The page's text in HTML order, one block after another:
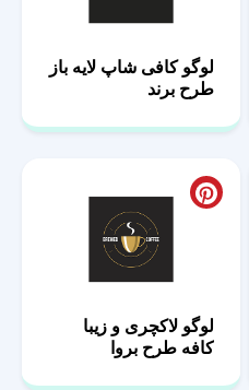
لوگو کافی شاپ لایه باز
طرح برند
لوگو لاکچری و زیبا
کافه طرح بروا